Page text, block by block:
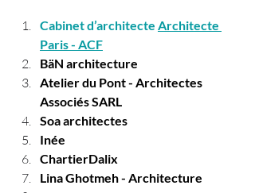
Cabinet d’architecte Architecte
Paris - ACF
BäN architecture
Atelier du Pont - Architectes
Associés SARL
Soa architectes
Inée
ChartierDalix
Lina Ghotmeh - Architecture